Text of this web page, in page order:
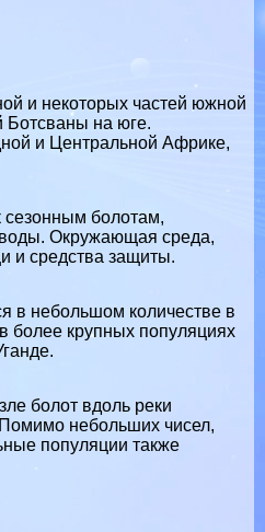
и некоторых частей южной
Ботсваны на юге.
и Центральной Африке,
сезонным болотам,
воды. Окружающая среда,
и средства защиты.
в небольшом количестве в
более крупных популяциях
.
болот вдоль реки
небольших чисел,
популяции также